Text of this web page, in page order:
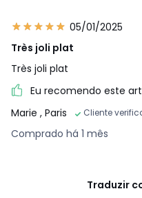
05/01/2025
Très joli plat
Très joli plat
Eu recomendo este
Marie , Paris Cliente
Comprado há 1 mês
Traduzir